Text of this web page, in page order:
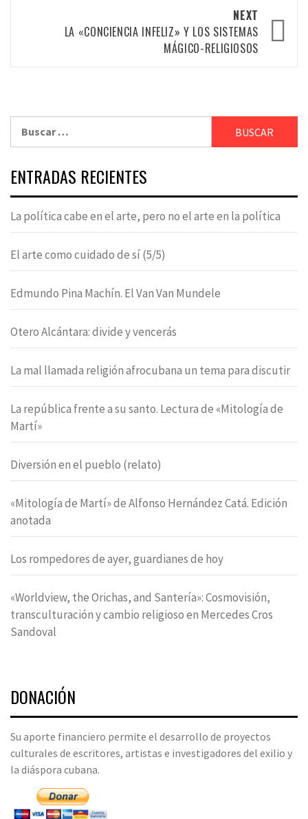
NEXT
LA «CONCIENCIA INFELIZ» Y LOS SISTEMAS
MÁGICO-RELIGIOSOS
ENTRADAS RECIENTES
La política cabe en el arte, pero no el arte en la política
El arte como cuidado de sí (5/5)
Edmundo Pina Machín. El Van Van Mundele
Otero Alcántara: divide y vencerás
La mal llamada religión afrocubana un tema para discutir
La república frente a su santo. Lectura de «Mitología de
Martí»
Diversión en el pueblo (relato)
«Mitología de Martí» de Alfonso Hernández Catá. Edición
anotada
Los rompedores de ayer, guardianes de hoy
«Worldview, the Orichas, and Santería»: Cosmovisión,
transculturación y cambio religioso en Mercedes Cros
Sandoval
DONACIÓN
Su aporte financiero permite el desarrollo de proyectos
culturales de escritores, artistas e investigadores del exilio y
la diáspora cubana.